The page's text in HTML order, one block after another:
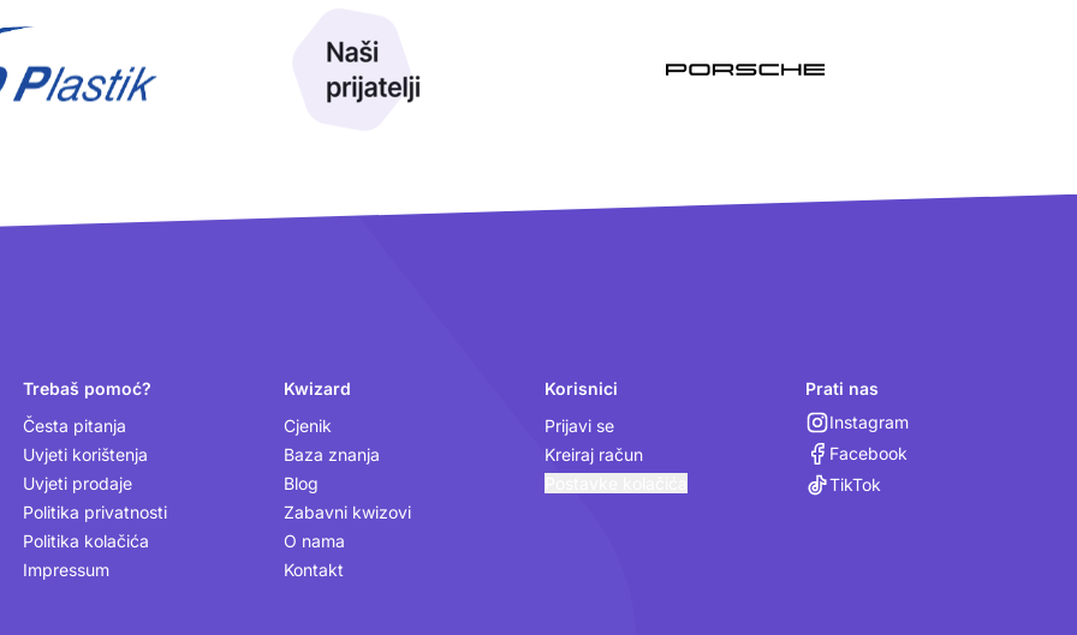
Trebaš pomoć?
Česta pitanja
Uvjeti korištenja
Uvjeti prodaje
Politika privatnosti
Politika kolačića
Impressum
Kwizard
Cjenik
Baza znanja
Blog
Zabavni kwizovi
O nama
Kontakt
Korisnici
Prijavi se
Kreiraj račun
Prati nas
Instagram
Facebook
TikTok